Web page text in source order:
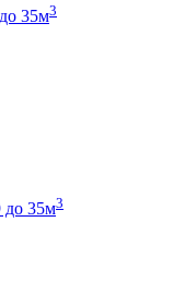
35м3
до 35м3